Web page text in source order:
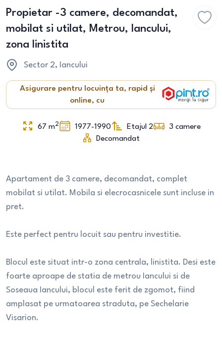
Propietar -3 camere, decomandat,
mobilat si utilat, Metrou, Iancului,
zona linistita
Sector 2, Iancului
Asigurare pentru locuința ta, rapid și
online, cu
67 m2 1977-1990 Etajul 2 3 camere
Decomandat
Apartament de 3 camere, decomandat, complet
mobilat si utilat. Mobila si elecrocasnicele sunt incluse in
pret.
Este perfect pentru locuit sau pentru investitie.
Blocul este situat intr-o zona centrala, linistita. Desi este
foarte aproape de statia de metrou Iancului si de
Soseaua Iancului, blocul este ferit de zgomot, fiind
amplasat pe urmatoarea straduta, pe Sechelarie
Visarion.